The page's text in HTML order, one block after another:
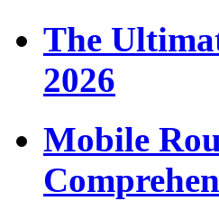
The
2026
Mobile